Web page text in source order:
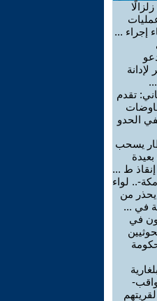
إجراء ...
تقدم
الحدو
يسحب
إنقاذ ط ...
.. لواء
من
في ...
في